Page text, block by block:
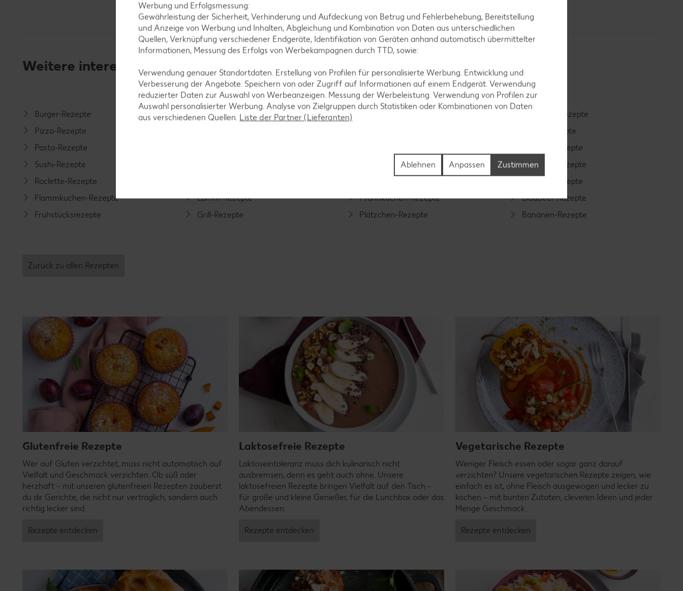
Weitere interessante Rezeptkategorien
Burger-Rezepte
Pizza-Rezepte
Pasta-Rezepte
Sushi-Rezepte
Raclette-Rezepte
Flammkuchen-Rezepte
Frühstücksrezepte
Salat-Rezepte
Lamm-Rezepte
Grill-Rezepte
Torten-Rezepte
Pfannkuchen-Rezepte
Plätzchen-Rezepte
Smoothie-Rezepte
Bowle-Rezepte
Cocktail-Rezepte
Avocado-Rezepte
Erdbeer-Rezepte
Blaubeer-Rezepte
Bananen-Rezepte
Zurück zu allen Rezepten
Glutenfreie Rezepte
Wer auf Gluten verzichtet, muss nicht automatisch auf
Vielfalt und Geschmack verzichten. Ob süß oder
herzhaft – mit unseren glutenfreien Rezepten zauberst
du dir Gerichte, die nicht nur verträglich, sondern auch
richtig lecker sind.
Rezepte entdecken
Laktosefreie Rezepte
Laktoseintoleranz muss dich kulinarisch nicht
ausbremsen, denn es geht auch ohne. Unsere
laktosefreien Rezepte bringen Vielfalt auf den Tisch –
für große und kleine Genießer, für die Lunchbox oder das
Abendessen.
Rezepte entdecken
Vegetarische Rezepte
Weniger Fleisch essen oder sogar ganz darauf
verzichten? Unsere vegetarischen Rezepte zeigen, wie
einfach es ist, ohne Fleisch ausgewogen und lecker zu
kochen – mit bunten Zutaten, cleveren Ideen und jeder
Menge Geschmack.
Rezepte entdecken
Werbung und Erfolgsmessung:
Gewährleistung der Sicherheit, Verhinderung und Aufdeckung von Betrug und Fehlerbehebung, Bereitstellung
und Anzeige von Werbung und Inhalten, Abgleichung und Kombination von Daten aus unterschiedlichen
Quellen, Verknüpfung verschiedener Endgeräte, Identifikation von Geräten anhand automatisch übermittelter
Informationen, Messung des Erfolgs von Werbekampagnen durch TTD, sowie:
Verwendung genauer Standortdaten. Erstellung von Profilen für personalisierte Werbung. Entwicklung und
Verbesserung der Angebote. Speichern von oder Zugriff auf Informationen auf einem Endgerät. Verwendung
reduzierter Daten zur Auswahl von Werbeanzeigen. Messung der Werbeleistung. Verwendung von Profilen zur
Auswahl personalisierter Werbung. Analyse von Zielgruppen durch Statistiken oder Kombinationen von Daten
aus verschiedenen Quellen. Liste der Partner (Lieferanten)
Zustimmen
Anpassen
Ablehnen